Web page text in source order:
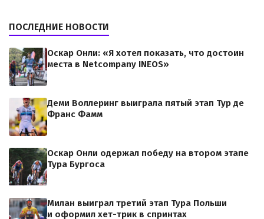
ПОСЛЕДНИЕ НОВОСТИ
Оскар Онли: «Я хотел показать, что достоин
места в Netcompany INEOS»
Деми Воллеринг выиграла пятый этап Тур де
Франс Фамм
Оскар Онли одержал победу на втором этапе
Тура Бургоса
Милан выиграл третий этап Тура Польши
и оформил хет-трик в спринтах